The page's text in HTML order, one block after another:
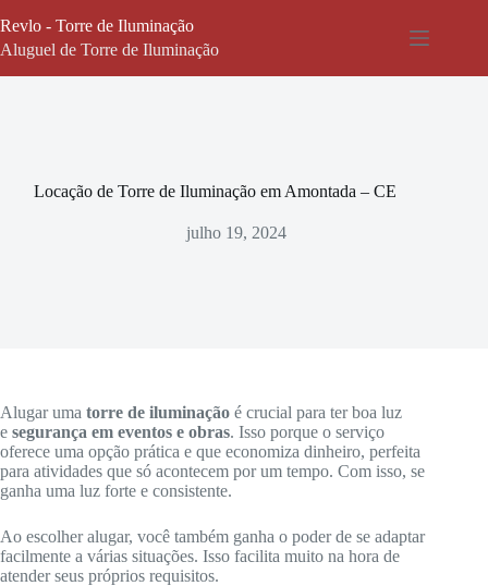
para
o
Revlo - Torre de Iluminação
Aluguel de Torre de Iluminação
Locação de Torre de Iluminação em Amontada – CE
julho 19, 2024
Alugar uma torre de iluminação é crucial para ter boa luz
e segurança em eventos e obras. Isso porque o serviço
oferece uma opção prática e que economiza dinheiro, perfeita
para atividades que só acontecem por um tempo. Com isso, se
ganha uma luz forte e consistente.
Ao escolher alugar, você também ganha o poder de se adaptar
facilmente a várias situações. Isso facilita muito na hora de
atender seus próprios requisitos.